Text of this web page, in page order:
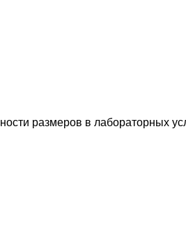
размеров в лабораторных